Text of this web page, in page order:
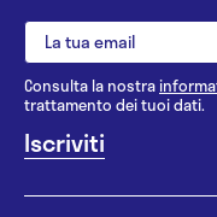
Consulta la nostra
trattamento dei tuoi dati.